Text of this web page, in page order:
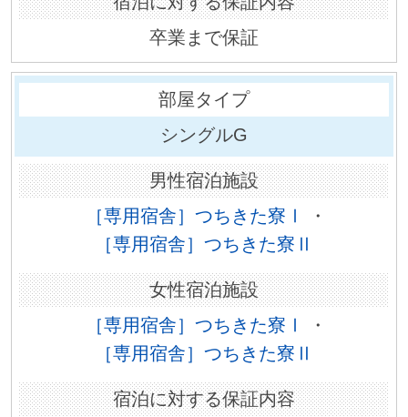
卒業まで保証
シングルG
［専用宿舎］つちきた寮Ⅰ
・
［専用宿舎］つちきた寮Ⅱ
［専用宿舎］つちきた寮Ⅰ
・
［専用宿舎］つちきた寮Ⅱ